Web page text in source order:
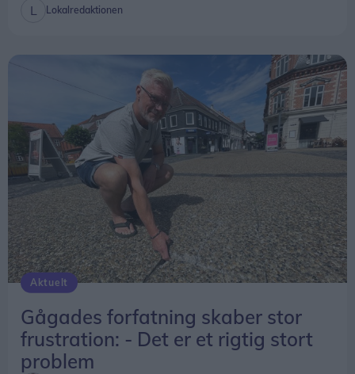
Lokalredaktionen
Aktuelt
Gågades forfatning skaber stor
frustration: - Det er et rigtig stort
problem